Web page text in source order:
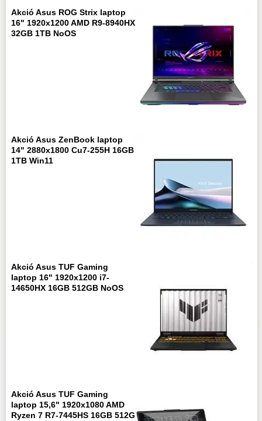
Akció Asus ROG Strix laptop
16" 1920x1200 AMD R9-8940HX
32GB 1TB NoOS
Akció Asus ZenBook laptop
14" 2880x1800 Cu7-255H 16GB
1TB Win11
Akció Asus TUF Gaming
laptop 16" 1920x1200 i7-
14650HX 16GB 512GB NoOS
Akció Asus TUF Gaming
laptop 15,6" 1920x1080 AMD
Ryzen 7 R7-7445HS 16GB 512G